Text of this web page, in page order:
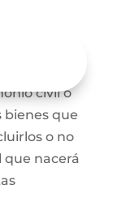
personas
civil o
bienes que
o no
que nacerá